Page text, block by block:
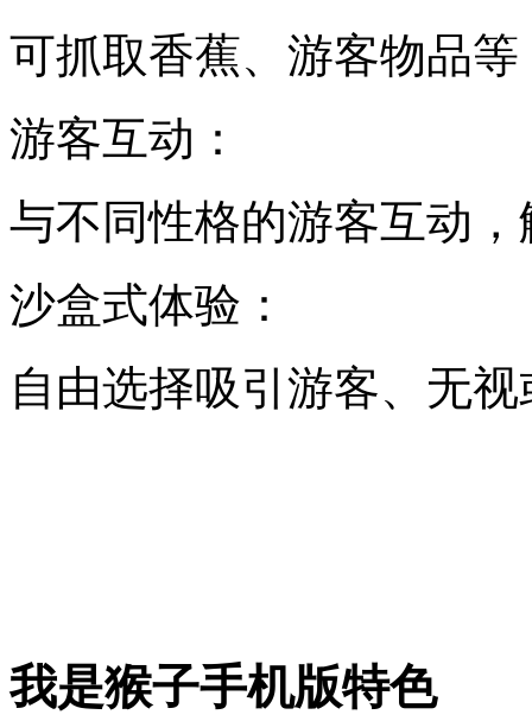
可抓取香蕉、游客物品
‌游客互动‌：
与不同性格的游客互动
‌沙盒式体验‌：
自由选择吸引游客、无
我是猴子手机版特色